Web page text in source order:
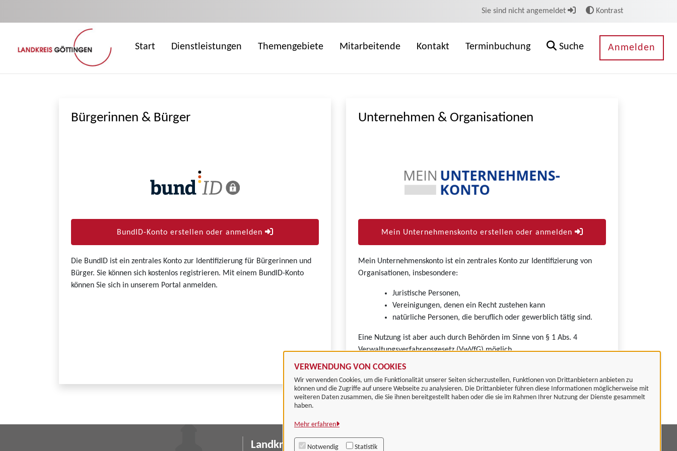
VERWENDUNG VON COOKIES
Wir verwenden Cookies, um die Funktionalität unserer Seiten sicherzustellen, Funktionen von Drittanbietern anbieten zu
können und die Zugriffe auf unsere Webseite zu analysieren. Die Drittanbieter führen diese Informationen möglicherweise mit
weiteren Daten zusammen, die Sie ihnen bereitgestellt haben oder die sie im Rahmen Ihrer Nutzung der Dienste gesammelt
haben.
Mehr erfahren
Notwendig Statistik
Sie sind nicht angemeldet Kontrast
Start Dienstleistungen Themengebiete Mitarbeitende Kontakt Terminbuchung Suche Anmelden
Bürgerinnen & Bürger
BundID-Konto erstellen oder anmelden
Die BundID ist ein zentrales Konto zur Identifizierung für Bürgerinnen und
Bürger. Sie können sich kostenlos registrieren. Mit einem BundID-Konto
können Sie sich in unserem Portal anmelden.
Unternehmen & Organisationen
Mein Unternehmenskonto erstellen oder anmelden
Mein Unternehmenskonto ist ein zentrales Konto zur Identifizierung von
Organisationen, insbesondere:
Juristische Personen,
Vereinigungen, denen ein Recht zustehen kann
natürliche Personen, die beruflich oder gewerblich tätig sind.
Eine Nutzung ist aber auch durch Behörden im Sinne von § 1 Abs. 4
Verwaltungsverfahrensgesetz (VwVfG) möglich.
Landkreis Göttingen